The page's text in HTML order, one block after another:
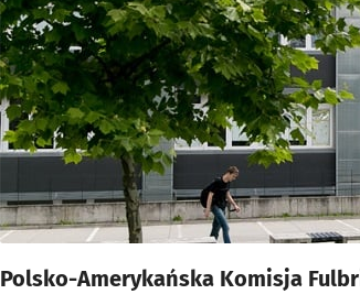
Polsko-Amerykańska Komisja